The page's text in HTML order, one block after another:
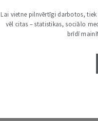
Lai vietne pilnvērtīgi darbotos,
vēl citas – statistikas, sociālo
brīdī